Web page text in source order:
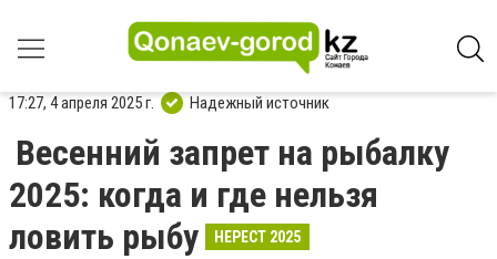
17:27, 4 апреля 2025 г. Надежный источник
Весенний запрет на рыбалку
2025: когда и где нельзя
ловить рыбу
НЕРЕСТ 2025